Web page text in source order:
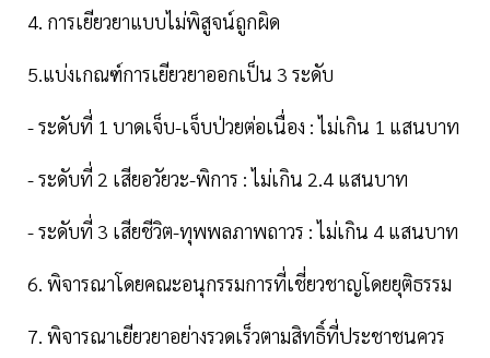
4. การเยียวยาแบบไม่พิสูจน์ถูกผิด
5.แบ่งเกณฑ์การเยียวยาออกเป็น 3 ระดับ
- ระดับที่ 1 บาดเจ็บ-เจ็บป่วยต่อเนื่อง : ไม่เกิน 1 แสนบาท
- ระดับที่ 2 เสียอวัยวะ-พิการ : ไม่เกิน 2.4 แสนบาท
- ระดับที่ 3 เสียชีวิต-ทุพพลภาพถาวร : ไม่เกิน 4 แสนบาท
6. พิจารณาโดยคณะอนุกรรมการที่เชี่ยวชาญโดยยุติธรรม
7. พิจารณาเยียวยาอย่างรวดเร็วตามสิทธิ์ที่ประชาชนควร